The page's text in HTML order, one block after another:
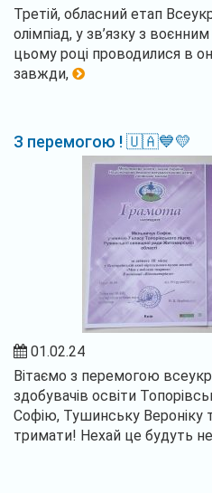
Третій, обласний етап
олімпіад, у зв’язку з
цьому році проводилися
завжди,
З перемогою ! 🇺🇦💙💛
01.02.24
Вітаємо з перемогою
здобувачів освіти
Софію, Тушинську Вероніку
тримати! Нехай це будуть